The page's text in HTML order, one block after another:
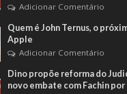
Adicionar Comentário
Quem é John Ternus, o
Apple
Adicionar Comentário
Dino propõe reforma do
novo embate com Fachin